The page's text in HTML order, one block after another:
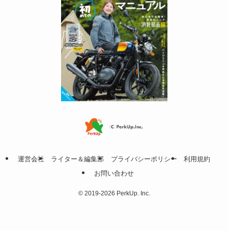
運営会社 ライター＆編集部 プライバシーポリシー
利用規約
お問い合わせ
©2019-2026 PerkUp. Inc.